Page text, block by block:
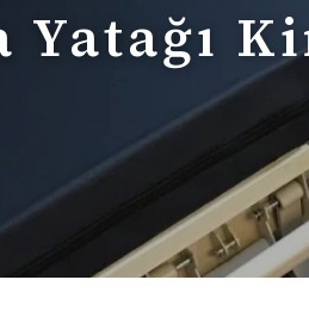
Yatağı